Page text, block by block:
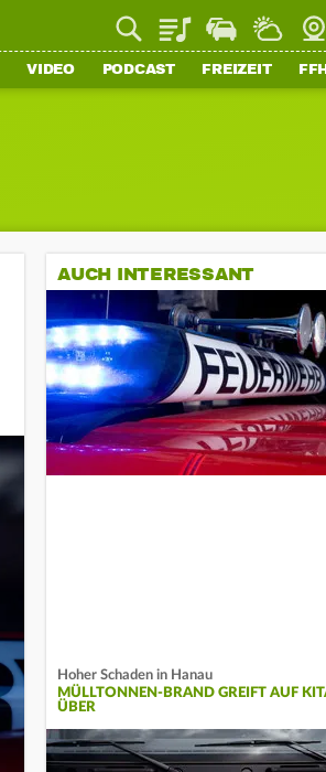
PlaylistStaupilotWetter
VIDEO PODCAST FREIZEIT
AUCH INTERESSANT
Hoher Schaden in Hanau
MÜLLTONNEN-BRAND GREIFT AUF
ÜBER